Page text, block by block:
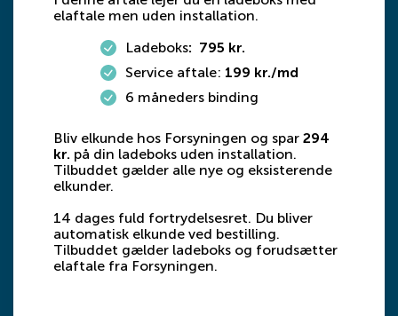
elaftale men uden installation.
Ladeboks: 795 kr.
Service aftale: 199 kr./md
6 måneders binding
Bliv elkunde hos Forsyningen og spar 294
kr. på din ladeboks uden installation.
Tilbuddet gælder alle nye og eksisterende
elkunder.
14 dages fuld fortrydelsesret. Du bliver
automatisk elkunde ved bestilling.
Tilbuddet gælder ladeboks og forudsætter
elaftale fra Forsyningen.